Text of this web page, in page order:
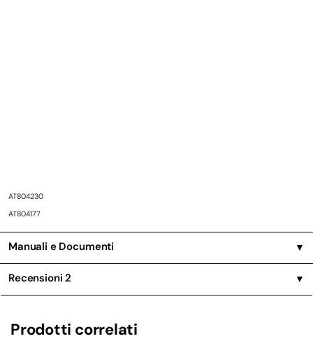
AT804230
AT804177
Manuali e Documenti ▼
Recensioni2 ▼
Prodotti correlati